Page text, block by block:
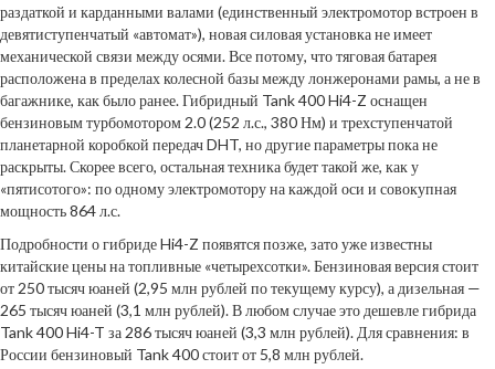
раздаткой и карданными валами (единственный электромотор встроен в
девятиступенчатый «автомат»), новая силовая установка не имеет
механической связи между осями. Все потому, что тяговая батарея
расположена в пределах колесной базы между лонжеронами рамы, а не в
багажнике, как было ранее. Гибридный Tank 400 Hi4-Z оснащен
бензиновым турбомотором 2.0 (252 л.с., 380 Нм) и трехступенчатой
планетарной коробкой передач DHT, но другие параметры пока не
раскрыты. Скорее всего, остальная техника будет такой же, как у
«пятисотого»: по одному электромотору на каждой оси и совокупная
мощность 864 л.с.
Подробности о гибриде Hi4-Z появятся позже, зато уже известны
китайские цены на топливные «четырехсотки». Бензиновая версия стоит
от 250 тысяч юаней (2,95 млн рублей по текущему курсу), а дизельная —
265 тысяч юаней (3,1 млн рублей). В любом случае это дешевле гибрида
Tank 400 Hi4-T за 286 тысяч юаней (3,3 млн рублей). Для сравнения: в
России бензиновый Tank 400 стоит от 5,8 млн рублей.